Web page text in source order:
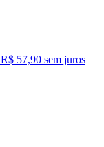
R$ 57,90 sem juros